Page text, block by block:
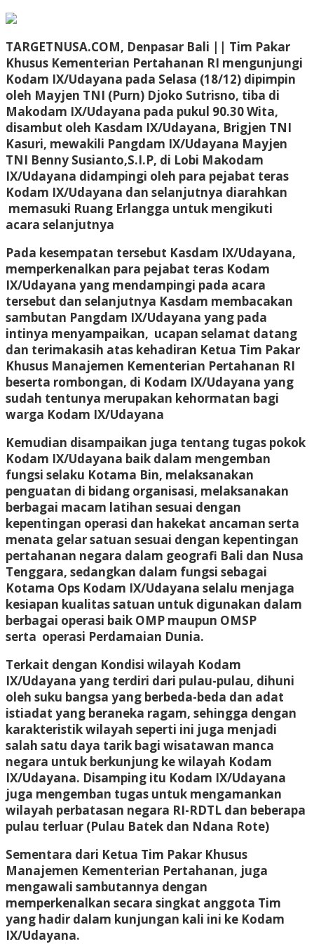
TARGETNUSA.COM, Denpasar Bali || Tim Pakar
Khusus Kementerian Pertahanan RI mengunjungi
Kodam IX/Udayana pada Selasa (18/12) dipimpin
oleh Mayjen TNI (Purn) Djoko Sutrisno, tiba di
Makodam IX/Udayana pada pukul 90.30 Wita,
disambut oleh Kasdam IX/Udayana, Brigjen TNI
Kasuri, mewakili Pangdam IX/Udayana Mayjen
TNI Benny Susianto,S.I.P, di Lobi Makodam
IX/Udayana didampingi oleh para pejabat teras
Kodam IX/Udayana dan selanjutnya diarahkan
memasuki Ruang Erlangga untuk mengikuti
acara selanjutnya
Pada kesempatan tersebut Kasdam IX/Udayana,
memperkenalkan para pejabat teras Kodam
IX/Udayana yang mendampingi pada acara
tersebut dan selanjutnya Kasdam membacakan
sambutan Pangdam IX/Udayana yang pada
intinya menyampaikan, ucapan selamat datang
dan terimakasih atas kehadiran Ketua Tim Pakar
Khusus Manajemen Kementerian Pertahanan RI
beserta rombongan, di Kodam IX/Udayana yang
sudah tentunya merupakan kehormatan bagi
warga Kodam IX/Udayana
Kemudian disampaikan juga tentang tugas pokok
Kodam IX/Udayana baik dalam mengemban
fungsi selaku Kotama Bin, melaksanakan
penguatan di bidang organisasi, melaksanakan
berbagai macam latihan sesuai dengan
kepentingan operasi dan hakekat ancaman serta
menata gelar satuan sesuai dengan kepentingan
pertahanan negara dalam geografi Bali dan Nusa
Tenggara, sedangkan dalam fungsi sebagai
Kotama Ops Kodam IX/Udayana selalu menjaga
kesiapan kualitas satuan untuk digunakan dalam
berbagai operasi baik OMP maupun OMSP
serta operasi Perdamaian Dunia.
Terkait dengan Kondisi wilayah Kodam
IX/Udayana yang terdiri dari pulau-pulau, dihuni
oleh suku bangsa yang berbeda-beda dan adat
istiadat yang beraneka ragam, sehingga dengan
karakteristik wilayah seperti ini juga menjadi
salah satu daya tarik bagi wisatawan manca
negara untuk berkunjung ke wilayah Kodam
IX/Udayana. Disamping itu Kodam IX/Udayana
juga mengemban tugas untuk mengamankan
wilayah perbatasan negara RI-RDTL dan beberapa
pulau terluar (Pulau Batek dan Ndana Rote)
Sementara dari Ketua Tim Pakar Khusus
Manajemen Kementerian Pertahanan, juga
mengawali sambutannya dengan
memperkenalkan secara singkat anggota Tim
yang hadir dalam kunjungan kali ini ke Kodam
IX/Udayana.